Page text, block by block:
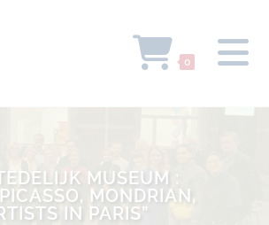
0
MUSEUM :
MONDRIAN,
IN PARIS”